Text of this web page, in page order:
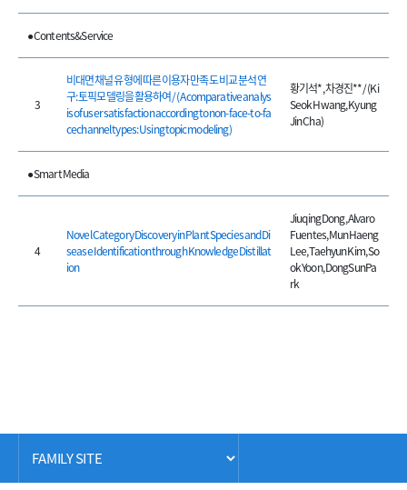
● Contents&Service
3
비대면 채널 유형에 따른 이용자 만족도 비교 분석 연
구: 토픽모델링을 활용하여 / (A comparative analys
is of user satisfaction according to non-face-to-fa
cechannel types: Using topic modeling)
황기석*, 차경진** / (Ki
Seok Hwang, Kyung
Jin Cha)
● Smart Media
4
Novel Category Discovery in Plant Species and Di
sease Identification through Knowledge Distillat
ion
Jiuqing Dong, Alvaro
Fuentes, MunHaeng
Lee, Taehyun Kim, So
ok Yoon, DongSunPa
rk